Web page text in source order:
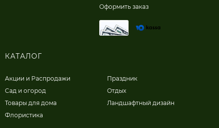
Оформить заказ
КАТАЛОГ
Акции и Распродажи
Сад и огород
Товары для дома
Флористика
Праздник
Отдых
Ландшафтный дизайн